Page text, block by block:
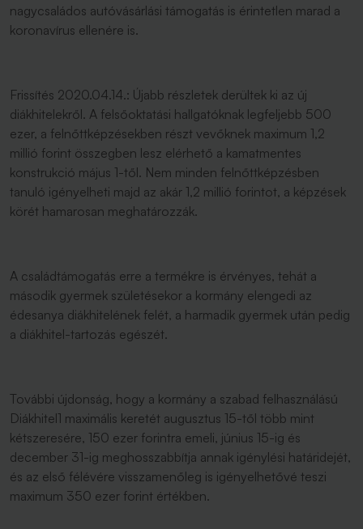
nagycsaládos autóvásárlási támogatás is érintetlen marad a
koronavírus ellenére is.
Frissítés 2020.04.14.: Újabb részletek derültek ki az új
diákhitelekről. A felsőoktatási hallgatóknak legfeljebb 500
ezer, a felnőttképzésekben részt vevőknek maximum 1,2
millió forint összegben lesz elérhető a kamatmentes
konstrukció május 1-től. Nem minden felnőttképzésben
tanuló igényelheti majd az akár 1,2 millió forintot, a képzések
körét hamarosan meghatározzák.
A családtámogatás erre a termékre is érvényes, tehát a
második gyermek születésekor a kormány elengedi az
édesanya diákhitelének felét, a harmadik gyermek után pedig
a diákhitel-tartozás egészét.
További újdonság, hogy a kormány a szabad felhasználású
Diákhitel1 maximális keretét augusztus 15-től több mint
kétszeresére, 150 ezer forintra emeli, június 15-ig és
december 31-ig meghosszabbítja annak igénylési határidejét,
és az első félévére visszamenőleg is igényelhetővé teszi
maximum 350 ezer forint értékben.